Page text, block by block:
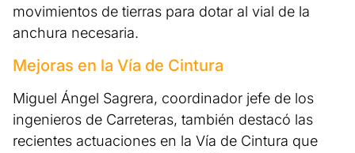
movimientos de tierras para dotar al vial de la
anchura necesaria.
Mejoras en la Vía de Cintura
Miguel Ángel Sagrera, coordinador jefe de los
ingenieros de Carreteras, también destacó las
recientes actuaciones en la Vía de Cintura que